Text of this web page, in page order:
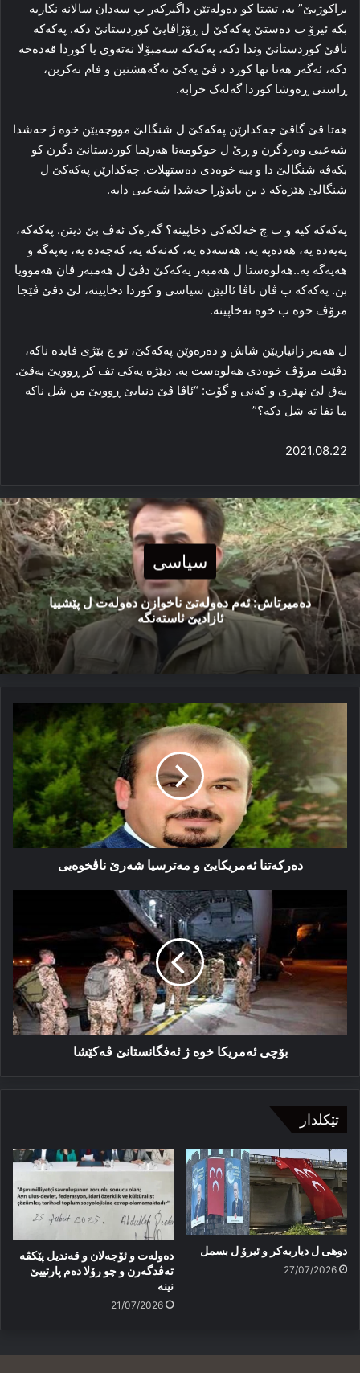
براکوژیێ” یە، تشتا کو ده‌وله‌تێن داگیرکه‌ر ب سه‌دان سالانە نکاریە
بکه‌ ئیرۆ ب دەستێ پەكەكێ ل ڕۆژاڤایێ کوردستانێ دكە. پەکەکە
ناڤێ کوردستانێ وندا دکه‌، پەکەکە سه‌مبۆلا نه‌ته‌وی یا کوردا قه‌ده‌خه‌
دکه‌، ئه‌گه‌ر هه‌تا نها کورد د ڤێ یەكێ نەگەھشتبن و فام نه‌کربن،
ڕاستی ڕه‌وشا کوردا گه‌له‌ک خرابه‌.
هه‌تا ڤێ گاڤێ چه‌کدارێن پەکەکێ ل شنگالێ مووچه‌یێن خوه‌ ژ حه‌شدا
شه‌عبی وه‌ردگرن و ڕێ ل حوکومه‌تا هه‌رێما کوردستانێ دگرن کو
بکه‌ڤه‌ شنگالێ دا و ببه‌ خوه‌دی ده‌ستهلات. چه‌کدارێن پەکەکێ ل
شنگالێ هێزه‌که‌ د بن باندۆرا حه‌شدا شه‌عبی دایە.
پەکەکە کیه‌ و ب چ خه‌لکه‌کی دخاپینه‌؟ گه‌ره‌ک ئه‌ڤ بێ دیتن. پەکەکە،
پەیەدە یه‌، هەدەپە یه‌، هەسەدە یه‌، کەنەکە یه‌، کەجەدە یه‌، یەپەگە و
هەپەگە یه‌..هه‌لوه‌ستا ل هەمبه‌ر پەکەکێ دڤێ ل هەمبه‌ر ڤان هه‌موویا
بن. پەکەکە ب ڤان ناڤا ئالیێن سیاسی و کوردا دخاپینه‌، لێ دڤێ ڤێجا
مرۆڤ خوه‌ ب خوه‌ نه‌خاپینه‌.
ل هەبه‌ر زانیاریێن شاش و ده‌ره‌وێن پەکەکێ، تو چ بێژی فایده‌ ناکه‌،
دڤێت مرۆڤ خوه‌دی هه‌لوه‌ست به‌. دبێژه‌ یه‌کی تف کر ڕوویێ به‌قێ.
به‌ق لێ نھێری و که‌نی و گۆت: “ئاڤا ڤێ دنیایێ ڕوویێ من شل ناکە
ما تفا ته‌ شل دکه‌؟”
2021.08.22
سیاسی
دەمیرتاش: ئەم دەولەتێ ناخوازن دەولەت ل پێشییا
ئازادیێ ئاستەنگە
دەركەتنا
ئەمریكایێ
و
مه‌ترسيا
شه‌رێ
ناڤخوەیی
دەركەتنا ئەمریكایێ و مه‌ترسيا شه‌رێ ناڤخوەیی
ئەمریکا
خوە
ئەفگانستانێ
ڤەکێشا
بۆچی ئەمریکا خوە ژ ئەفگانستانێ ڤەکێشا
تێکلدار
دوهی ل دیاربەکر و ئیرۆ ل بسمل
27/07/2026
دەولەت و ئۆجەلان و قەندیل پێکڤە
تەڤدگەرن و چو رۆلا دەم پارتییێ
نینە
21/07/2026